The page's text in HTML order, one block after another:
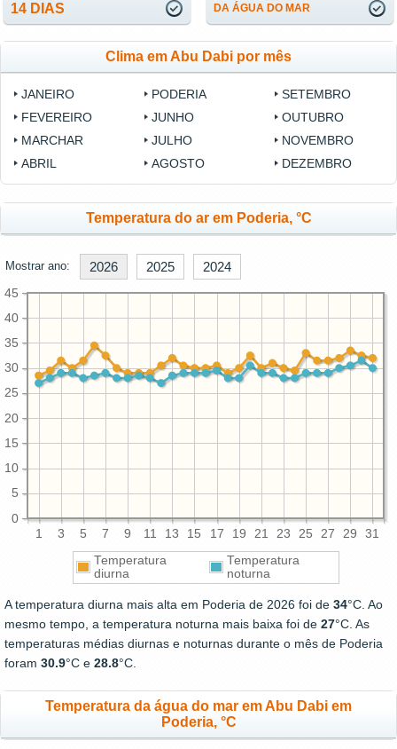
14 DIAS
DA ÁGUA DO MAR
Clima em Abu Dabi por mês
JANEIRO
FEVEREIRO
MARCHAR
ABRIL
PODERIA
JUNHO
JULHO
AGOSTO
SETEMBRO
OUTUBRO
NOVEMBRO
DEZEMBRO
Temperatura do ar em Poderia, °C
Mostrar ano: 2026 2025 2024
1 3 5 7 9 11 13 15 17 19 21 23 25 27 29 31
0
5
10
15
20
25
30
35
40
45
Temperatura
diurna
Temperatura
noturna
A temperatura diurna mais alta em Poderia de 2026 foi de 34°C. Ao
mesmo tempo, a temperatura noturna mais baixa foi de 27°C. As
temperaturas médias diurnas e noturnas durante o mês de Poderia
foram 30.9°C e 28.8°C.
Temperatura da água do mar em Abu Dabi em
Poderia, °C